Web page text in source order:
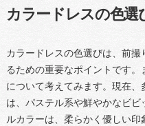
カラードレスの色選
カラードレスの色選びは、前
るための重要なポイントです
について考えてみます。現在
は、パステル系や鮮やかなビ
ルカラーは、柔らかく優しい